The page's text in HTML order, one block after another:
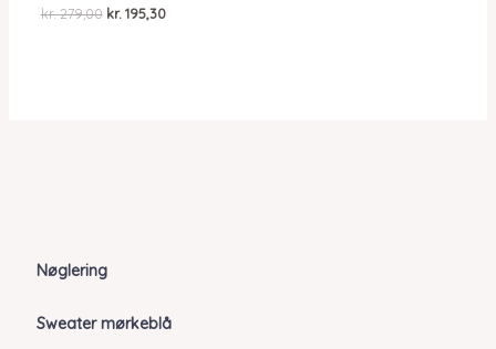
Nøglering
Sweater mørkeblå
kr.279,00 Den
kr.195,30Den